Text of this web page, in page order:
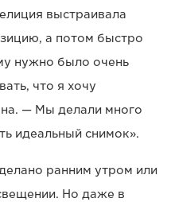
выстраивала
а потом быстро
нужно было очень
что я хочу
— Мы делали много
идеальный снимок».
ранним утром или
Но даже в